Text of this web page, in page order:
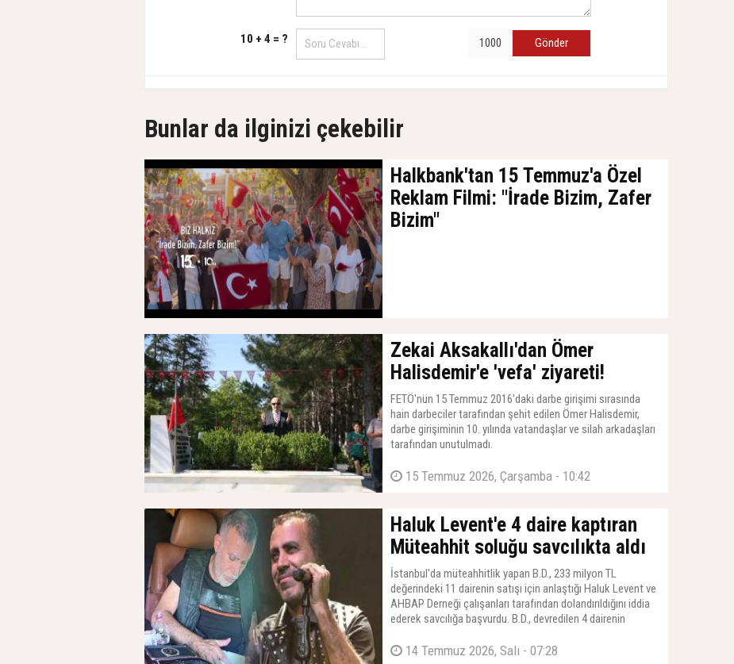
10 + 4 = ? Gönder
Bunlar da ilginizi çekebilir
Halkbank'tan 15 Temmuz'a Özel
Reklam Filmi: "İrade Bizim, Zafer
Bizim"
Zekai Aksakallı'dan Ömer
Halisdemir'e 'vefa' ziyareti!
FETÖ'nün 15 Temmuz 2016'daki darbe girişimi sırasında
hain darbeciler tarafından şehit edilen Ömer Halisdemir,
darbe girişiminin 10. yılında vatandaşlar ve silah arkadaşları
tarafından unutulmadı.
15 Temmuz 2026, Çarşamba - 10:42
Haluk Levent'e 4 daire kaptıran
Müteahhit soluğu savcılıkta aldı
İstanbul'da müteahhitlik yapan B.D., 233 milyon TL
değerindeki 11 dairenin satışı için anlaştığı Haluk Levent ve
AHBAP Derneği çalışanları tarafından dolandırıldığını iddia
ederek savcılığa başvurdu. B.D., devredilen 4 dairenin
14 Temmuz 2026, Salı - 07:28